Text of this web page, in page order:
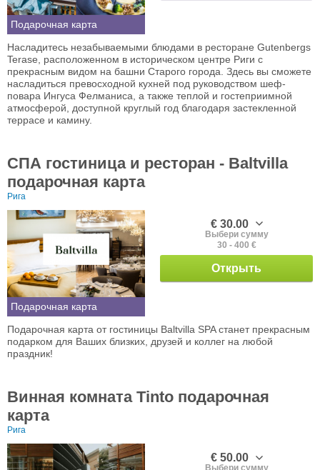
Подарочная карта
Насладитесь незабываемыми блюдами в ресторане Gutenbergs
Terase, расположенном в историческом центре Риги с
прекрасным видом на башни Старого города. Здесь вы сможете
насладиться превосходной кухней под руководством шеф-
повара Ингуса Фелманиса, а также теплой и гостеприимной
атмосферой, доступной круглый год благодаря застекленной
террасе и камину.
СПА гостиница и ресторан - Baltvilla
подарочная карта
Рига
Подарочная карта
€ 30.00
Выбери сумму
30 - 400 €
Открыть
Подарочная карта от гостиницы Baltvilla SPA станет прекрасным
подарком для Ваших близких, друзей и коллег на любой
праздник!
Винная комната Tinto подарочная
карта
Рига
€ 50.00
Выбери сумму